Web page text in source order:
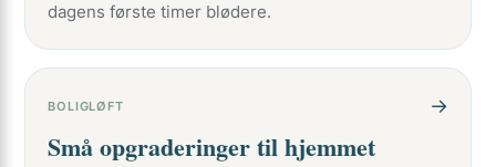
dagens første timer blødere.
BOLIGLØFT →
Små opgraderinger til hjemmet